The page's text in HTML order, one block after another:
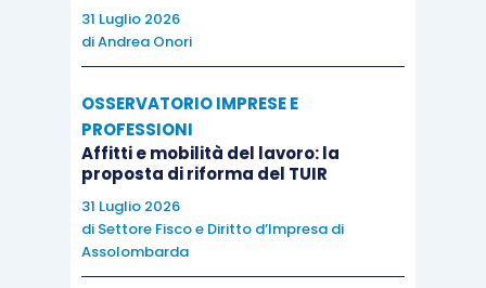
31 Luglio 2026
diAndrea Onori
OSSERVATORIO IMPRESE E
PROFESSIONI
Affitti e mobilità del lavoro: la
proposta di riforma del TUIR
31 Luglio 2026
di Settore Fisco e Diritto d’Impresa di
Assolombarda